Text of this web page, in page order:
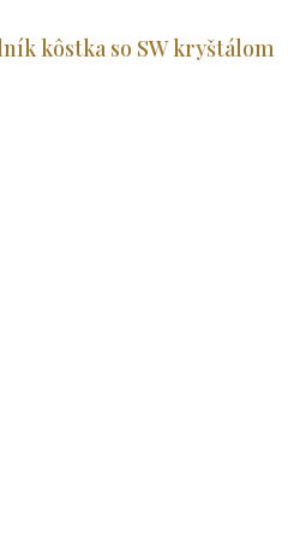
kôstka so SW kryštálom